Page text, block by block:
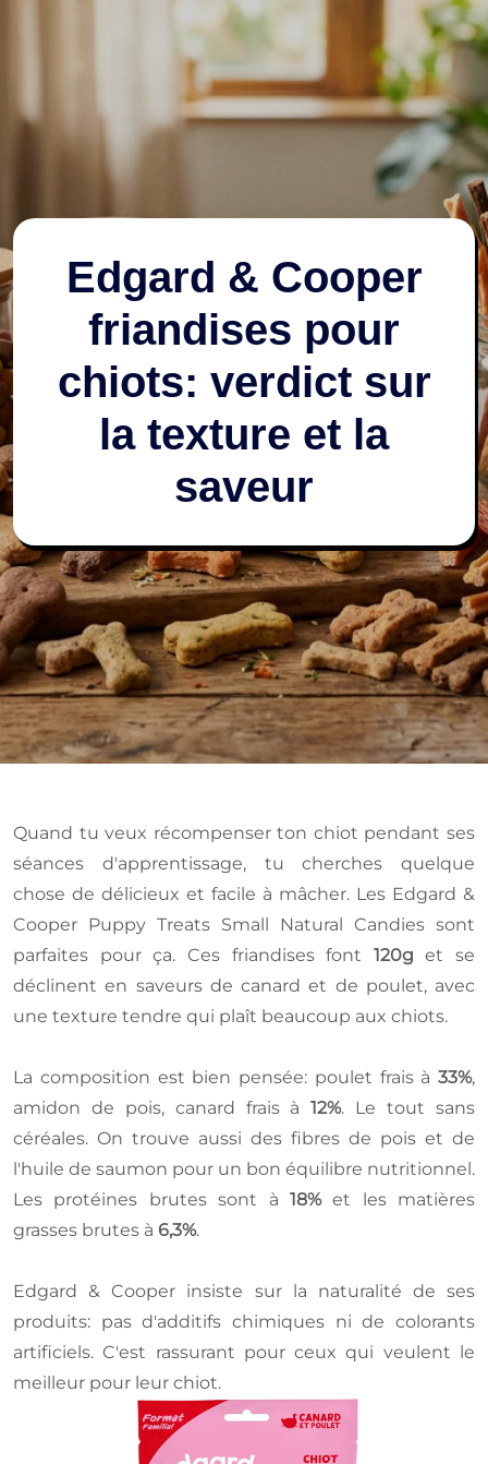
Edgard & Cooper
friandises pour
chiots: verdict sur
la texture et la
saveur
Quand tu veux récompenser ton chiot pendant ses
séances d'apprentissage, tu cherches quelque
chose de délicieux et facile à mâcher. Les Edgard &
Cooper Puppy Treats Small Natural Candies sont
parfaites pour ça. Ces friandises font 120g et se
déclinent en saveurs de canard et de poulet, avec
une texture tendre qui plaît beaucoup aux chiots.
La composition est bien pensée: poulet frais à 33%,
amidon de pois, canard frais à12%. Le tout sans
céréales. On trouve aussi des fibres de pois et de
l'huile de saumon pour un bon équilibre nutritionnel.
Les protéines brutes sont à 18%et les matières
grasses brutes à 6,3%.
Edgard & Cooper insiste sur la naturalité de ses
produits: pas d'additifs chimiques ni de colorants
artificiels. C'est rassurant pour ceux qui veulent le
meilleur pour leur chiot.